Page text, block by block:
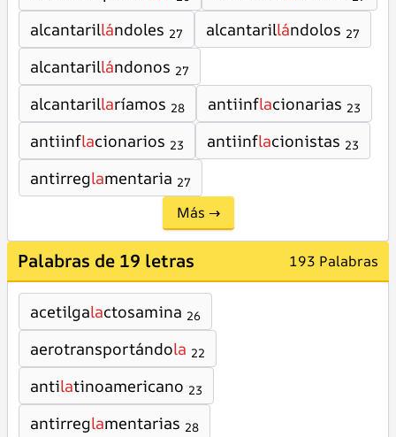
alcantarillándoles 27 alcantarillándolos 27
alcantarillándonos 27
alcantarillaríamos 28 antiinflacionarias 23
antiinflacionarios 23 antiinflacionistas 23
antirreglamentaria 27
Más →
Palabras de 19 letras 193 Palabras
acetilgalactosamina 26
aerotransportándola 22
antilatinoamericano 23
antirreglamentarias 28